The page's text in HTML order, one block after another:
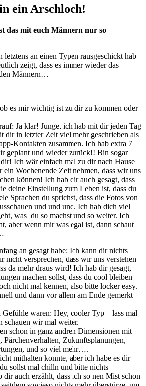
ein Arschloch!
das mit euch Männern nur so
letztens an einen Typen rausgeschickt hab
zeigt, dass es immer wieder das
Männern…
es mir wichtig ist zu dir zu kommen oder
Ja klar! Junge, ich hab mit dir jeden Tag
dir in letzter Zeit viel mehr geschrieben als
Kontakten zusammen. Ich hab extra 7
geplant und wieder zurück!! Bin sogar
Ich wär einfach mal zu dir nach Hause
ein Wochenende Zeit nehmen, dass wir uns
können! Ich hab dir auch gesagt, dass
deine Einstellung zum Leben ist, dass du
Sprachen du sprichst, dass die Fotos von
und und und. Ich hab dich viel
was du so machst und so weiter. Ich
aber wenn mir was egal ist, dann schaut
an gesagt habe: Ich kann dir nichts
nicht versprechen, dass wir uns verstehen
da mehr draus wird! Ich hab dir gesagt,
machen sollst, dass du cool bleiben
nicht mal kennen, also bitte locker easy.
und dann vor allem am Ende gemerkt
waren: Hey, cooler Typ – lass mal
schauen wir mal weiter.
schon in ganz andren Dimensionen mit
Pärchenverhalten, Zukunftsplanungen,
und so viel mehr….
mithalten konnte, aber ich habe es dir
sollst mal chilln und bitte nichts
dir auch erzählt, dass ich so nen Mist schon